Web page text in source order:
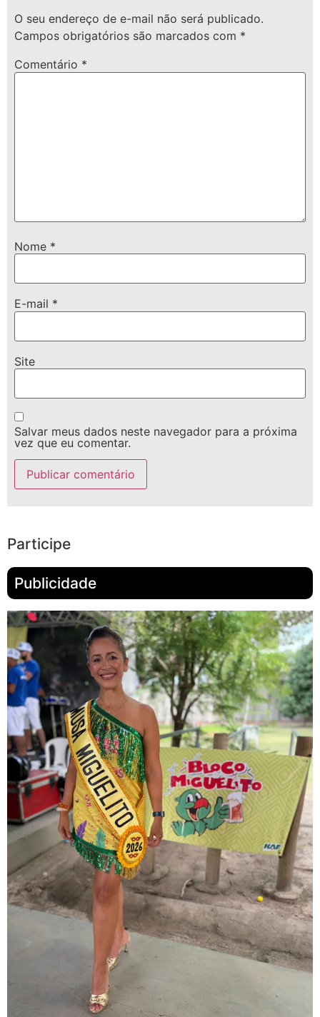
O seu endereço de e-mail não será publicado.
Campos obrigatórios são marcados com *
Comentário *
Nome *
E-mail *
Site
Salvar meus dados neste navegador para a próxima
vez que eu comentar.
Participe
Publicidade